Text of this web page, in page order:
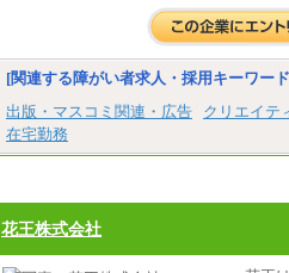
[関連する障がい者求人・採用キーワー
出版・マスコミ関連・広告
クリエイテ
在宅勤務
花王株式会社